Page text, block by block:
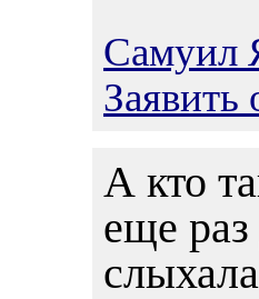
Самуил
А кто
еще